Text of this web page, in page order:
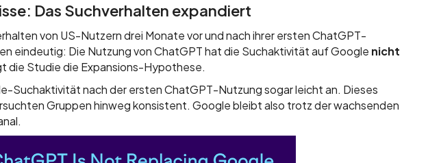
Das Suchverhalten expandiert
von US-Nutzern drei Monate vor und nach ihrer ersten ChatGPT-
eindeutig: Die Nutzung von ChatGPT hat die Suchaktivität auf Google nicht
die Studie die Expansions-Hypothese.
Suchaktivität nach der ersten ChatGPT-Nutzung sogar leicht an. Dieses
Gruppen hinweg konsistent. Google bleibt also trotz der wachsenden